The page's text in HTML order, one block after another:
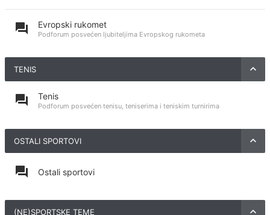
Evropski rukomet
Podforum posvećen ljubiteljima Evropskog rukometa
TENIS
Tenis
Podforum posvećen tenisu, teniserima i teniskim turnirima
OSTALI SPORTOVI
Ostali sportovi
(NE)SPORTSKE TEME